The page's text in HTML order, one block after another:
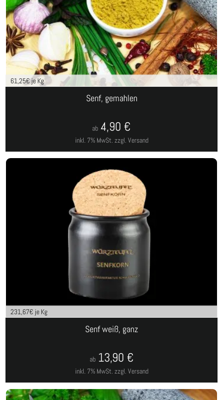
61,25€ je Kg
Senf, gemahlen
inkl. 7% MwSt. zzgl. Versand
ab 4,90 €
231,67€ je Kg
Senf weiß, ganz
inkl. 7% MwSt. zzgl. Versand
ab 13,90 €